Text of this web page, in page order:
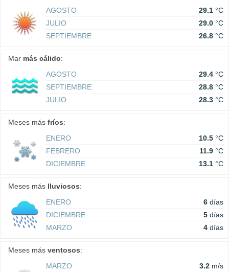
AGOSTO
29.1 °C
JULIO
29.0 °C
SEPTIEMBRE
26.8 °C
Mar más cálido:
AGOSTO
29.4 °C
SEPTIEMBRE
28.8 °C
JULIO
28.3 °C
Meses más fríos:
ENERO
10.5 °C
FEBRERO
11.9 °C
DICIEMBRE
13.1 °C
Meses más lluviosos:
ENERO
6 días
DICIEMBRE
5 días
MARZO
4 días
Meses más ventosos:
MARZO
3.2 m/s